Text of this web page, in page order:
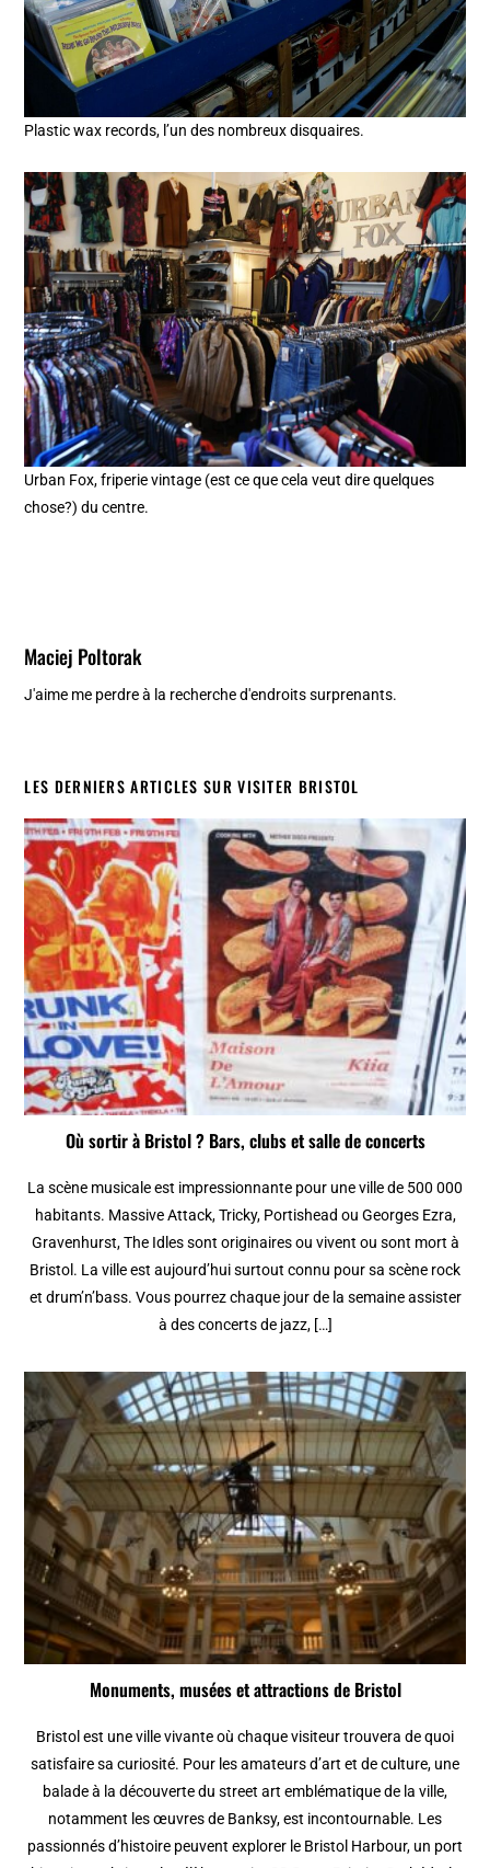
Plastic wax records, l’un des nombreux disquaires.
Urban Fox, friperie vintage (est ce que cela veut dire quelques
chose?) du centre.
Maciej Poltorak
J'aime me perdre à la recherche d'endroits surprenants.
LES DERNIERS ARTICLES SUR VISITER BRISTOL
Où sortir à Bristol ? Bars, clubs et salle de concerts
La scène musicale est impressionnante pour une ville de 500 000
habitants. Massive Attack, Tricky, Portishead ou Georges Ezra,
Gravenhurst, The Idles sont originaires ou vivent ou sont mort à
Bristol. La ville est aujourd’hui surtout connu pour sa scène rock
et drum’n’bass. Vous pourrez chaque jour de la semaine assister
à des concerts de jazz, […]
Monuments, musées et attractions de Bristol
Bristol est une ville vivante où chaque visiteur trouvera de quoi
satisfaire sa curiosité. Pour les amateurs d’art et de culture, une
balade à la découverte du street art emblématique de la ville,
notamment les œuvres de Banksy, est incontournable. Les
passionnés d’histoire peuvent explorer le Bristol Harbour, un port